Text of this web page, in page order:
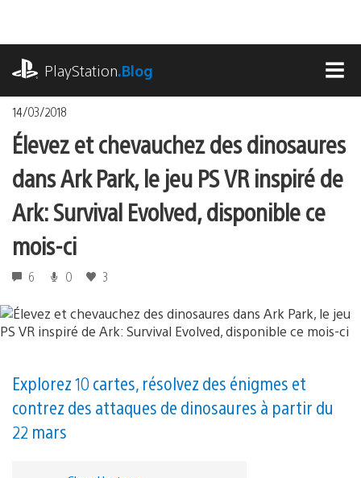
contenu
PlayStation.Blog
14/03/2018
Élevez et chevauchez des dinosaures
dans Ark Park, le jeu PS VR inspiré de
Ark: Survival Evolved, disponible ce
mois-ci
6 0 3
Explorez 10 cartes, résolvez des énigmes et
contrez des attaques de dinosaures à partir du
22 mars